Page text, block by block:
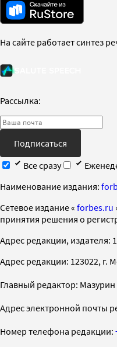
На сайте работает синтез
Рассылка:
Подписаться
Все сразу
Наименование издания:
Cетевое издание « forbes.ru
принятия решения о
Адрес редакции, издателя:
Адрес редакции: 123022, г.
Главный редактор:
Адрес электронной почты
Номер телефона редакции: